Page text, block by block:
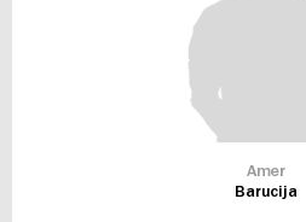
Amer
Barucija